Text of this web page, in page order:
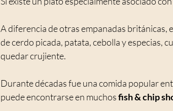
A diferencia de otras empanadas británicas,
de cerdo picada, patata, cebolla y especias,
quedar crujiente.
Durante décadas fue una comida popular
puede encontrarse en muchos fish & chip